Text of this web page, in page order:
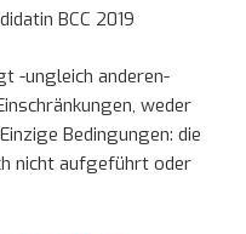
BCC 2019
-ungleich anderen-
weder
Bedingungen: die
nicht aufgeführt oder